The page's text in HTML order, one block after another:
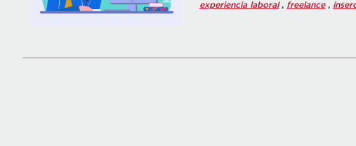
experiencia laboral, freelance,